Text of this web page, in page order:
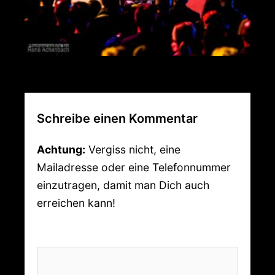
Schreibe einen Kommentar
Achtung: Vergiss nicht, eine
Mailadresse oder eine Telefonnummer
einzutragen, damit man Dich auch
erreichen kann!